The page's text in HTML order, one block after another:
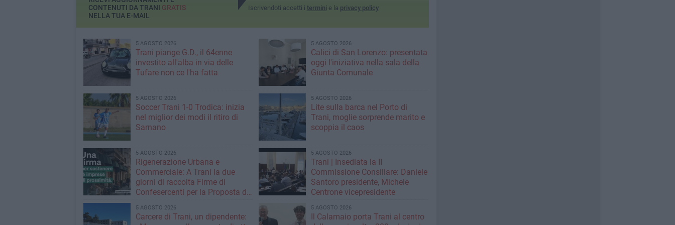
Iscrivendoti accetti i termini e la privacy policy
CONTENUTI DA TRANI GRATIS
NELLA TUA E-MAIL
5 AGOSTO 2026
Trani piange G.D., il 64enne
investito all'alba in via delle
Tufare non ce l'ha fatta
5 AGOSTO 2026
Calici di San Lorenzo: presentata
oggi l'iniziativa nella sala della
Giunta Comunale
5 AGOSTO 2026
Soccer Trani 1-0 Trodica: inizia
nel miglior dei modi il ritiro di
Sarnano
5 AGOSTO 2026
Lite sulla barca nel Porto di
Trani, moglie sorprende marito e
scoppia il caos
5 AGOSTO 2026
Rigenerazione Urbana e
Commerciale: A Trani la due
giorni di raccolta Firme di
Confesercenti per la Proposta di
5 AGOSTO 2026
Trani | Insediata la II
Commissione Consiliare: Daniele
Santoro presidente, Michele
Centrone vicepresidente
5 AGOSTO 2026
Carcere di Trani, un dipendente:
5 AGOSTO 2026
Il Calamaio porta Trani al centro